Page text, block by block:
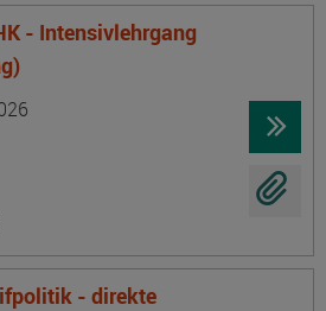
- Intensivlehrgang
- direkte